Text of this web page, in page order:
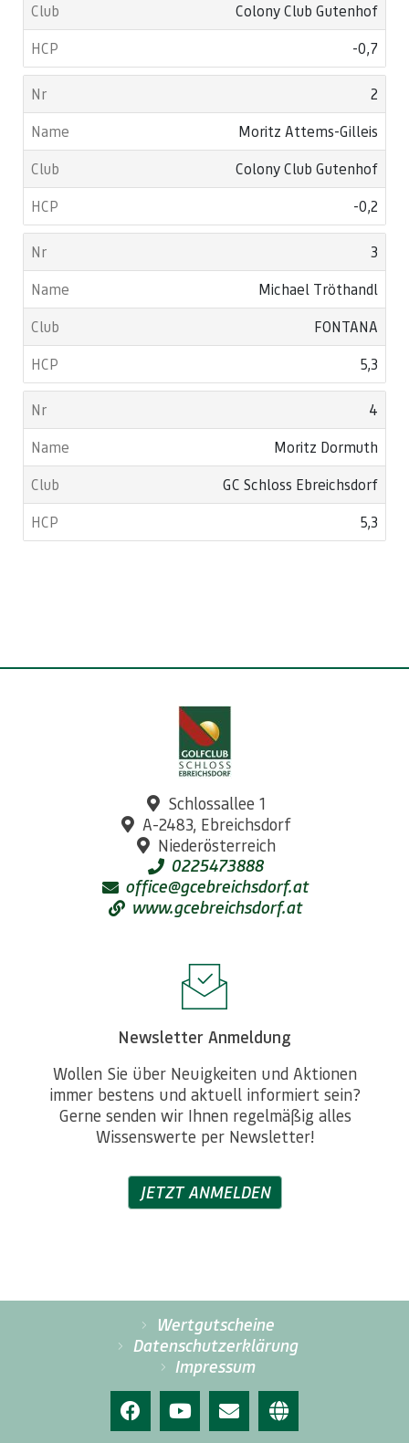
Colony Club Gutenhof
-0,7
2
Moritz Attems-Gilleis
Colony Club Gutenhof
-0,2
3
Michael Tröthandl
FONTANA
5,3
4
Moritz Dormuth
GC Schloss Ebreichsdorf
5,3
Schlossallee 1
A-2483, Ebreichsdorf
Niederösterreich
0225473888
office@gcebreichsdorf.at
www.gcebreichsdorf.at
Newsletter Anmeldung
Wollen Sie über Neuigkeiten und Aktionen
immer bestens und aktuell informiert sein?
Gerne senden wir Ihnen regelmäßig alles
Wissenswerte per Newsletter!
JETZT ANMELDEN
Wertgutscheine
Datenschutzerklärung
Impressum